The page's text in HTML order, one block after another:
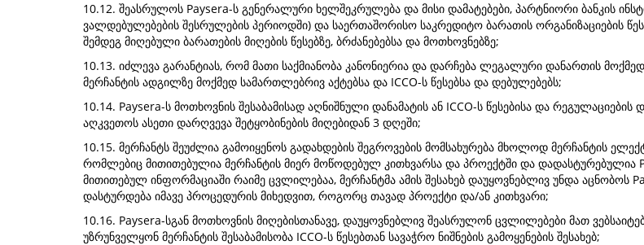
10.12. შეასრულოს Paysera-ს გენერალური ხელშეკრულება და მისი დამატებები, პარტნიორი ბანკის
ვალდებულებების შესრულების პერიოდში) და საერთაშორისო საკრედიტო ბარათის ორგანიზაციების
შემდეგ მიღებული ბარათების მიღების წესებზე, ბრძანებებსა და მოთხოვნებზე;
10.13. იძლევა გარანტიას, რომ მათი საქმიანობა კანონიერია და დარჩება ლეგალური დანართის
მერჩანტის ადგილზე მოქმედ სამართლებრივ აქტებსა და ICCO-ს წესებსა და დებულებებს;
10.14. Paysera-ს მოთხოვნის შესაბამისად აღნიშნული დანამატის ან ICCO-ს წესებისა და
აღკვეთოს ასეთი დარღვევა შეტყობინების მიღებიდან 3 დღეში;
10.15. მერჩანტს შეუძლია გამოიყენოს გადახდების შეგროვების მომსახურება მხოლოდ მერჩანტის
რომლებიც მითითებულია მერჩანტის მიერ მოწოდებულ კითხვარსა და პროექტში და დადასტურებულია
მითითებულ ინფორმაციაში რაიმე ცვლილებაა, მერჩანტმა ამის შესახებ დაუყოვნებლივ უნდა აცნობოს
დასტურდება იმავე პროცედურის მიხედვით, როგორც თავად პროექტი და/ან კითხვარი;
10.16. Paysera-სგან მოთხოვნის მიღებისთანავე, დაუყოვნებლივ შეასრულონ ცვლილებები მათ
უზრუნველყონ მერჩანტის შესაბამისობა ICCO-ს წესებთან სავაჭრო ნიშნების გამოყენების შესახებ;